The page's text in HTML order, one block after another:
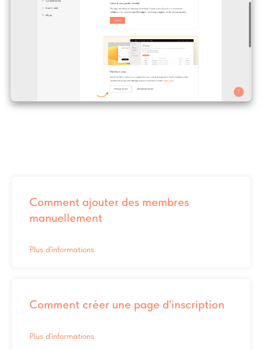
Comment ajouter des membres
manuellement
Plus d'informations
Comment créer une page d'inscription
Plus d'informations